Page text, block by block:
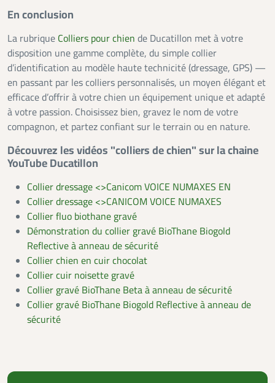
En conclusion
La rubrique Colliers pour chien de Ducatillon met à votre
disposition une gamme complète, du simple collier
d’identification au modèle haute technicité (dressage, GPS) —
en passant par les colliers personnalisés, un moyen élégant et
efficace d’offrir à votre chien un équipement unique et adapté
à votre passion. Choisissez bien, gravez le nom de votre
compagnon, et partez confiant sur le terrain ou en nature.
Découvrez les vidéos "colliers de chien" sur la chaine
YouTube Ducatillon
Collier dressage <>Canicom VOICE NUMAXES EN
Collier dressage <>CANICOM VOICE NUMAXES
Collier fluo biothane gravé
Démonstration du collier gravé BioThane Biogold
Reflective à anneau de sécurité
Collier chien en cuir chocolat
Collier cuir noisette gravé
Collier gravé BioThane Beta à anneau de sécurité
Collier gravé BioThane Biogold Reflective à anneau de
sécurité